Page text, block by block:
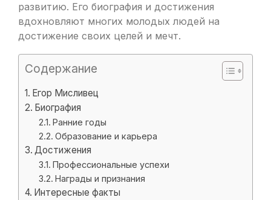
развитию. Его биография и достижения
вдохновляют многих молодых людей на
достижение своих целей и мечт.
Содержание
Егор Мисливец
Биография
Ранние годы
Образование и карьера
Достижения
Профессиональные успехи
Награды и признания
Интересные факты